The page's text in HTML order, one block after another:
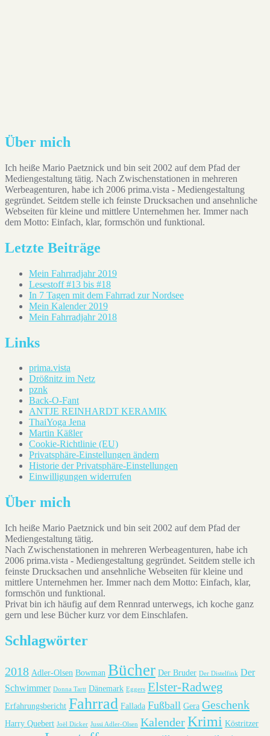
Über mich
Ich heiße Mario Paetznick und bin seit 2002 auf dem Pfad der
Mediengestaltung tätig. Nach Zwischenstationen in mehreren
Werbeagenturen, habe ich 2006 prima.vista - Mediengestaltung
gegründet. Seitdem stelle ich feinste Drucksachen und ansehnliche
Webseiten für kleine und mittlere Unternehmen her. Immer nach
dem Motto: Einfach, klar, formschön und funktional.
Letzte Beiträge
Mein Fahrradjahr 2019
Lesestoff #13 bis #18
In 7 Tagen mit dem Fahrrad zur Nordsee
Mein Kalender 2019
Mein Fahrradjahr 2018
Links
prima.vista
Drößnitz im Netz
pznk
Back-O-Fant
ANTJE REINHARDT KERAMIK
ThaiYoga Jena
Martin Käßler
Cookie-Richtlinie (EU)
Privatsphäre-Einstellungen ändern
Historie der Privatsphäre-Einstellungen
Einwilligungen widerrufen
Über mich
Ich heiße Mario Paetznick und bin seit 2002 auf dem Pfad der
Mediengestaltung tätig.
Nach Zwischenstationen in mehreren Werbeagenturen, habe ich
2006 prima.vista - Mediengestaltung gegründet. Seitdem stelle ich
feinste Drucksachen und ansehnliche Webseiten für kleine und
mittlere Unternehmen her. Immer nach dem Motto: Einfach, klar,
formschön und funktional.
Privat bin ich häufig auf dem Rennrad unterwegs, ich koche ganz
gern und lese Bücher kurz vor dem Einschlafen.
Schlagwörter
2018 Adler-Olsen Bowman Bücher Der Bruder Der Distelfink Der
Schwimmer Donna Tartt Dänemark Eggers Elster-Radweg
Erfahrungsbericht Fahrrad Fallada Fußball Gera Geschenk
Harry Quebert Joël Dicker Jussi Adler-Olsen KalenderKrimi Köstritzer